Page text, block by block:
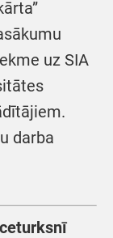
uz SIA
darba